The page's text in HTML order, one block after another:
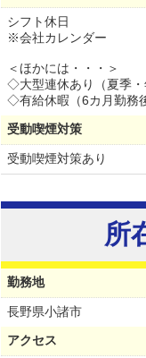
シフト休日
※会社カレンダー
＜ほかには・・・＞
◇大型連休あり（夏季・
◇有給休暇（6カ月勤務
受動喫煙対策
受動喫煙対策あり
所
勤務地
長野県小諸市
アクセス